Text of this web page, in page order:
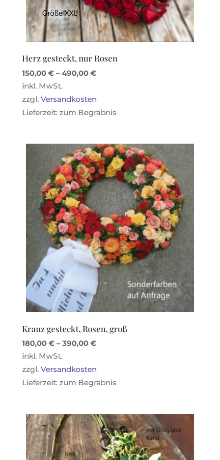
Herz gesteckt, nur Rosen
150,00 €– 490,00 €
inkl. MwSt.
zzgl. Versandkosten
Lieferzeit: zum Begräbnis
Kranz gesteckt, Rosen, groß
180,00 €– 390,00 €
inkl. MwSt.
zzgl. Versandkosten
Lieferzeit: zum Begräbnis